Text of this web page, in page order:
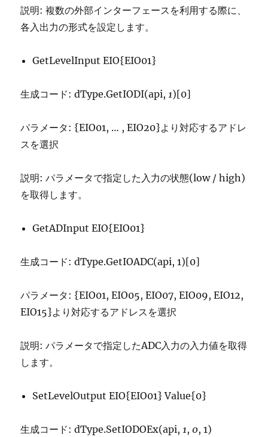
説明: 複数の外部インターフェースを利用する際に、
各入出力の形式を設定します。
GetLevelInput EIO{EIO01}
生成コード: dType.GetIODI(api,1)[0]
パラメータ: {EIO01, … , EIO20}より対応するアドレ
スを選択
説明: パラメータで指定した入力の状態(low / high)
を取得します。
GetADInput EIO{EIO01}
生成コード: dType.GetIOADC(api, 1)[0]
パラメータ: {EIO01, EIO05, EIO07, EIO09, EIO12,
EIO15}より対応するアドレスを選択
説明: パラメータで指定したADC入力の入力値を取得
します。
SetLevelOutput EIO{EIO01} Value{0}
生成コード: dType.SetIODOEx(api, 1,0, 1)